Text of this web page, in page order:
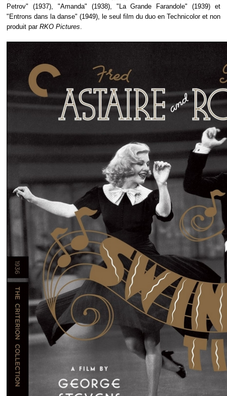
Petrov" (1937), "Amanda" (1938), "La Grande Farandole" (1939) et
"Entrons dans la danse" (1949), le seul film du duo en Technicolor et non
produit par RKO Pictures.